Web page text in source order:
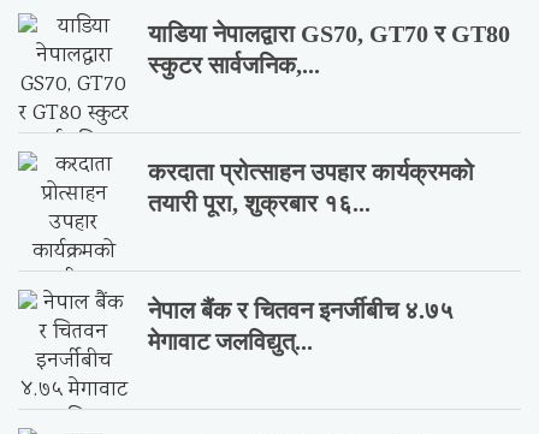
याडिया नेपालद्वारा GS70, GT70 र GT80
स्कुटर सार्वजनिक,...
करदाता प्रोत्साहन उपहार कार्यक्रमको
तयारी पूरा, शुक्रबार १६...
नेपाल बैंक र चितवन इनर्जीबीच ४.७५
मेगावाट जलविद्युत्...